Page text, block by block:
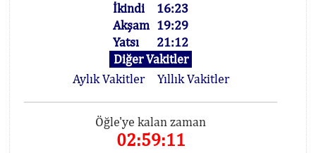
İkindi
16:23
Akşam 19:29
Yatsı
21:12
Diğer Vakitler
Aylık Vakitler
Yıllık Vakitler
Öğle'ye kalan zaman
02:59:11